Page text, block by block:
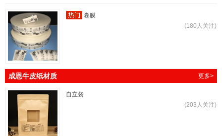
卷膜
(180人关注)
更多>
成恩牛皮纸材质
自立袋
(203人关注)